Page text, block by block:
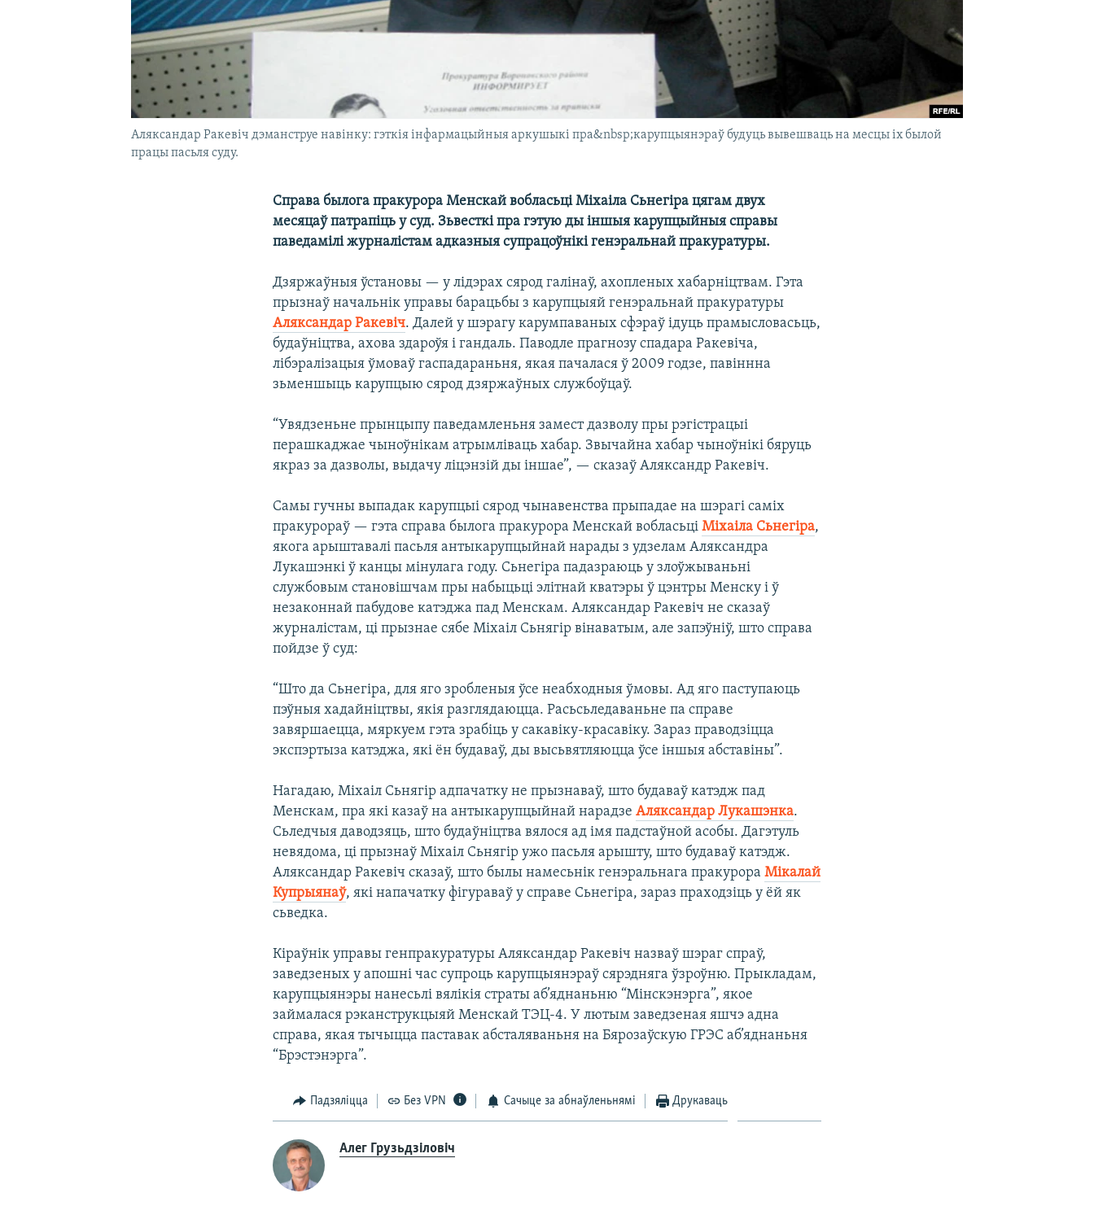
Аляксандар Ракевіч дэманструе навінку: гэткія інфармацыйныя аркушыкі пра&nbsp;карупцыянэраў будуць вывешваць на месцы іх былой
працы пасьля суду.
Справа былога пракурора Менскай вобласьці Міхаіла Сьнегіра цягам двух
месяцаў патрапіць у суд. Зьвесткі пра гэтую ды іншыя карупцыйныя справы
паведамілі журналістам адказныя супрацоўнікі генэральнай пракуратуры.
Дзяржаўныя ўстановы — у лідэрах сярод галінаў, ахопленых хабарніцтвам. Гэта
прызнаў начальнік управы барацьбы з карупцыяй генэральнай пракуратуры
Аляксандар Ракевіч. Далей у шэрагу карумпаваных сфэраў ідуць прамысловасьць,
будаўніцтва, ахова здароўя і гандаль. Паводле прагнозу спадара Ракевіча,
лібэралізацыя ўмоваў гаспадараньня, якая пачалася ў 2009 годзе, павіннна
зьменшыць карупцыю сярод дзяржаўных службоўцаў.
“Увядзеньне прынцыпу паведамленьня замест дазволу пры рэгістрацыі
перашкаджае чыноўнікам атрымліваць хабар. Звычайна хабар чыноўнікі бяруць
якраз за дазволы, выдачу ліцэнзій ды іншае”, — сказаў Аляксандр Ракевіч.
Самы гучны выпадак карупцыі сярод чынавенства прыпадае на шэрагі саміх
пракурораў — гэта справа былога пракурора Менскай вобласьціМіхаіла Сьнегіра,
якога арыштавалі пасьля антыкарупцыйнай нарады з удзелам Аляксандра
Лукашэнкі ў канцы мінулага году. Сьнегіра падазраюць у злоўжываньні
службовым становішчам пры набыцьці элітнай кватэры ў цэнтры Менску і ў
незаконнай пабудове катэджа пад Менскам. Аляксандар Ракевіч не сказаў
журналістам, ці прызнае сябе Міхаіл Сьнягір вінаватым, але запэўніў, што справа
пойдзе ў суд:
“Што да Сьнегіра, для яго зробленыя ўсе неабходныя ўмовы. Ад яго паступаюць
пэўныя хадайніцтвы, якія разглядаюцца. Расьсьледаваньне па справе
завяршаецца, мяркуем гэта зрабіць у сакавіку-красавіку. Зараз праводзіцца
экспэртыза катэджа, які ён будаваў, ды высьвятляюцца ўсе іншыя абставіны”.
Нагадаю, Міхаіл Сьнягір адпачатку не прызнаваў, што будаваў катэдж пад
Менскам, пра які казаў на антыкарупцыйнай нарадзеАляксандар Лукашэнка.
Сьледчыя даводзяць, што будаўніцтва вялося ад імя падстаўной асобы. Дагэтуль
невядома, ці прызнаў Міхаіл Сьнягір ужо пасьля арышту, што будаваў катэдж.
Аляксандар Ракевіч сказаў, што былы намесьнік генэральнага пракурораМікалай
Купрыянаў, які напачатку фігураваў у справе Сьнегіра, зараз праходзіць у ёй як
сьведка.
Кіраўнік управы генпракуратуры Аляксандар Ракевіч назваў шэраг спраў,
заведзеных у апошні час супроць карупцыянэраў сярэдняга ўзроўню. Прыкладам,
карупцыянэры нанесьлі вялікія страты аб’яднаньню “Мінскэнэрга”, якое
займалася рэканструкцыяй Менскай ТЭЦ-4. У лютым заведзеная яшчэ адна
справа, якая тычыцца паставак абсталяваньня на Бярозаўскую ГРЭС аб’яднаньня
“Брэстэнэрга”.
Падзяліцца Без VPN Сачыце за абнаўленьнямі Друкаваць
Алег Грузьдзіловіч